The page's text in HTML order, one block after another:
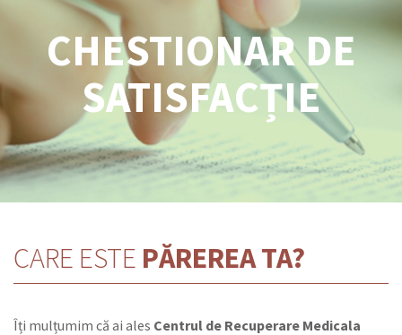
CHESTIONAR DE
SATISFACȚIE
CARE ESTE PĂREREA TA?
Îți mulțumim că ai ales Centrul de Recuperare Medicala